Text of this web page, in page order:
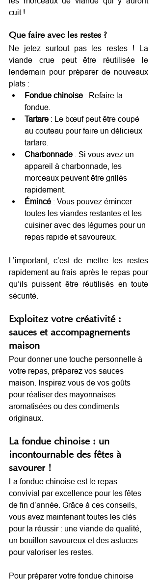
cuit !
Que faire avec les restes ?
Ne jetez surtout pas les restes ! La
viande crue peut être réutilisée le
lendemain pour préparer de nouveaux
plats :
Fondue chinoise : Refaire la
fondue.
Tartare : Le bœuf peut être coupé
au couteau pour faire un délicieux
tartare.
Charbonnade : Si vous avez un
appareil à charbonnade, les
morceaux peuvent être grillés
rapidement.
Émincé : Vous pouvez émincer
toutes les viandes restantes et les
cuisiner avec des légumes pour un
repas rapide et savoureux.
L’important, c’est de mettre les restes
rapidement au frais après le repas pour
qu’ils puissent être réutilisés en toute
sécurité.
Exploitez votre créativité :
sauces et accompagnements
maison
Pour donner une touche personnelle à
votre repas, préparez vos sauces
maison. Inspirez vous de vos goûts
pour réaliser des mayonnaises
aromatisées ou des condiments
originaux.
La fondue chinoise : un
incontournable des fêtes à
savourer !
La fondue chinoise est le repas
convivial par excellence pour les fêtes
de fin d’année. Grâce à ces conseils,
vous avez maintenant toutes les clés
pour la réussir : une viande de qualité,
un bouillon savoureux et des astuces
pour valoriser les restes.
Pour préparer votre fondue chinoise